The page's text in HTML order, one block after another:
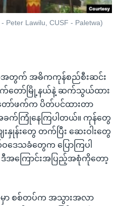
Lawilu, CUSF - Paletwa)
အတွက် အဓိကကုန်စည်စီးဆင်း
ာက်တော်မြို့နယ်နဲ့ ဆက်သွယ်ထား
ော်ဖက်က ပိတ်ပင်ထားတာ
က်ကြုံနေကြပါတယ်။ ကုန်တွေ
နှုန်းတွေ တက်ပြီး ဆေးဝါးတွေ
ေသခံတွေက ပြောကြပါ
ကြောင်းအပြည့်အစုံကိုတော့
မှာ စစ်တပ်က အသွားအလာ